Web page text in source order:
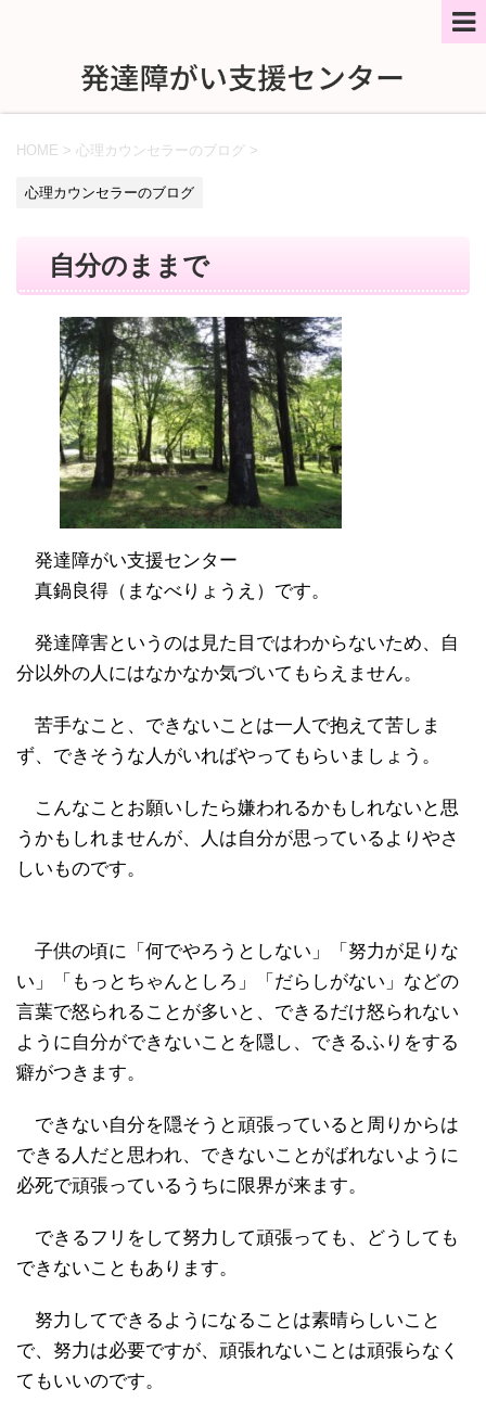
HOME > 心理カウンセラーのブログ >
心理カウンセラーのブログ
自分のままで
発達障がい支援センター
真鍋良得（まなべりょうえ）です。
発達障害というのは見た目ではわからないため、自
分以外の人にはなかなか気づいてもらえません。
苦手なこと、できないことは一人で抱えて苦しま
ず、できそうな人がいればやってもらいましょう。
こんなことお願いしたら嫌われるかもしれないと思
うかもしれませんが、人は自分が思っているよりやさ
しいものです。
子供の頃に「何でやろうとしない」「努力が足りな
い」「もっとちゃんとしろ」「だらしがない」などの
言葉で怒られることが多いと、できるだけ怒られない
ように自分ができないことを隠し、できるふりをする
癖がつきます。
できない自分を隠そうと頑張っていると周りからは
できる人だと思われ、できないことがばれないように
必死で頑張っているうちに限界が来ます。
できるフリをして努力して頑張っても、どうしても
できないこともあります。
努力してできるようになることは素晴らしいこと
で、努力は必要ですが、頑張れないことは頑張らなく
てもいいのです。